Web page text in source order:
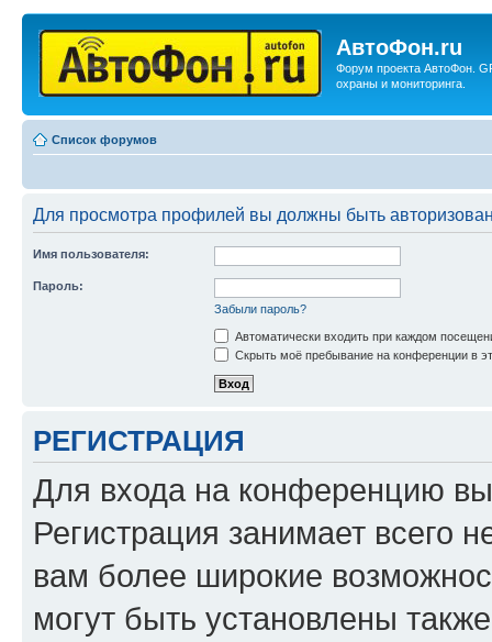
АвтоФон.ru
Форум проекта АвтоФон.
охраны и мониторинга.
Список форумов
Для просмотра профилей вы должны быть
Имя пользователя:
Пароль:
Забыли пароль?
Автоматически входить при каждом
Скрыть моё пребывание на конференции в
РЕГИСТРАЦИЯ
Для входа на конференцию
Регистрация занимает всего
вам более широкие
могут быть установлены